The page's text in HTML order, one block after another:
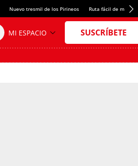
Nuevo tresmil de los Pirineos Ruta fácil de montaña